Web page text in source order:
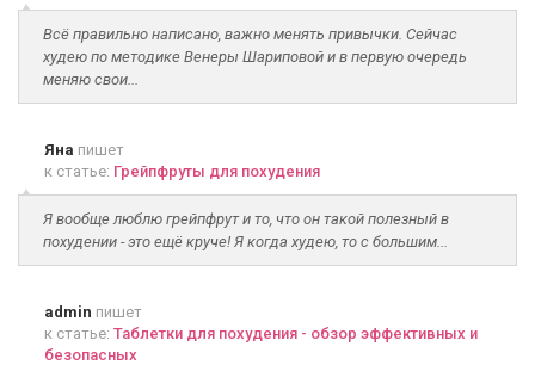
Всё правильно написано, важно менять привычки. Сейчас
худею по методике Венеры Шариповой и в первую очередь
меняю свои...
Яна пишет
к статье: Грейпфруты для похудения
Я вообще люблю грейпфрут и то, что он такой полезный в
похудении - это ещё круче! Я когда худею, то с большим...
admin пишет
к статье: Таблетки для похудения - обзор эффективных и
безопасных